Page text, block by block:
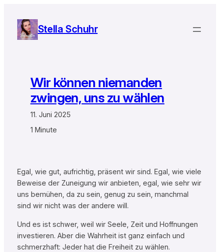
Inhalt
springen
Stella Schuhr
Wir können niemanden
zwingen, uns zu wählen
11. Juni 2025
1 Minute
Egal, wie gut, aufrichtig, präsent wir sind. Egal, wie viele
Beweise der Zuneigung wir anbieten, egal, wie sehr wir
uns bemühen, da zu sein, genug zu sein, manchmal
sind wir nicht was der andere will.
Und es ist schwer, weil wir Seele, Zeit und Hoffnungen
investieren. Aber die Wahrheit ist ganz einfach und
schmerzhaft: Jeder hat die Freiheit zu wählen.